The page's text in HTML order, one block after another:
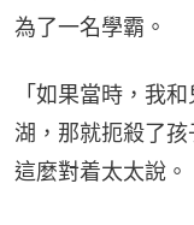
為了一名學霸。
「如果當時，我
湖，那就扼殺了
這麼對着太太說。